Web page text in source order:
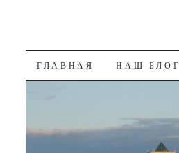
SKIP
ГЛАВНАЯ НАШ БЛОГ